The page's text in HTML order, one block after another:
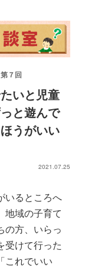
７回
いと児童
と遊んで
うがいい
2021.07.25
いるところへ
地域の子育て
の方、いらっ
受けて行った
これでいい